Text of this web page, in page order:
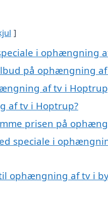
i ophængning
på ophængning
af tv i
af tv i Hoptrup?
prisen på
speciale i
ophængning af tv i